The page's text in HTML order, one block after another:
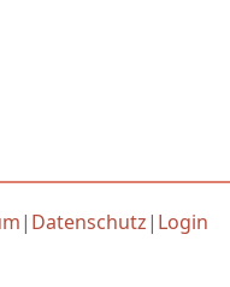
| Datenschutz| Login